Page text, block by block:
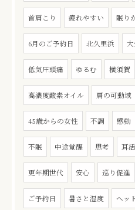
首肩こり 疲れやすい 眠り
6月のご予約日 北久里浜
低気圧頭痛 ゆるむ 横須賀
高濃度酸素オイル 肩の可動域
45歳からの女性 不調 感動
不眠 中途覚醒 思考 耳活
更年期世代 安心 巡り促進
ご予約日 暑さと湿度 ヘッ